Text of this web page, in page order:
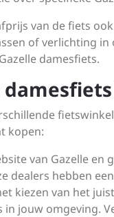
van de fiets
of verlichting
damesfiets.
kopen:
van Gazelle
dealers hebben
kiezen van het
jouw omgeving.